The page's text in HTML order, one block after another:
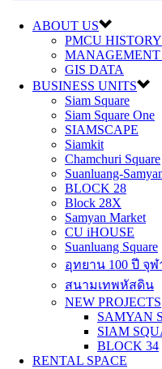
ABOUT US
PMCU HISTORY
GIS DATA
BUSINESS UNITS
Siam Square
Siam Square One
SIAMSCAPE
Siamkit
Chamchuri Square
Suanluang-
BLOCK 28
Block 28X
Samyan Market
CU iHOUSE
Suanluang Square
อุทยาน 100 ปี จุฬ
สนามเทพหัสดิน
NEW PROJECTS
SAMYAN
SIAM
BLOCK 34
RENTAL SPACE